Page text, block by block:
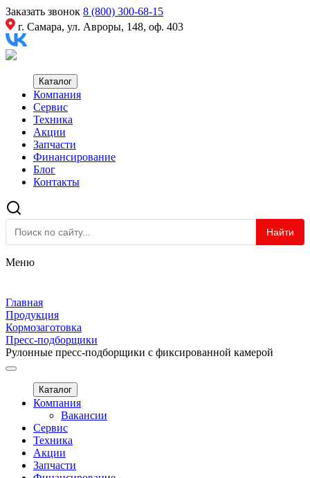
Заказать звонок 8 (800) 300-68-15
г. Самара, ул. Авроры, 148, оф. 403
Каталог
Компания
Сервис
Техника
Акции
Запчасти
Финансирование
Блог
Контакты
Найти
Меню
Главная
Продукция
Кормозаготовка
Пресс-подборщики
Рулонные пресс-подборщики с фиксированной камерой
Каталог
Компания
Вакансии
Сервис
Техника
Акции
Запчасти